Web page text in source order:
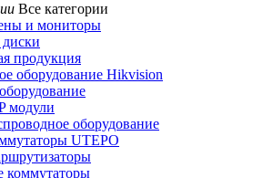
Все категории
и мониторы
продукция
оборудование Hikvision
модули
оборудование
UTEPO
коммутаторы